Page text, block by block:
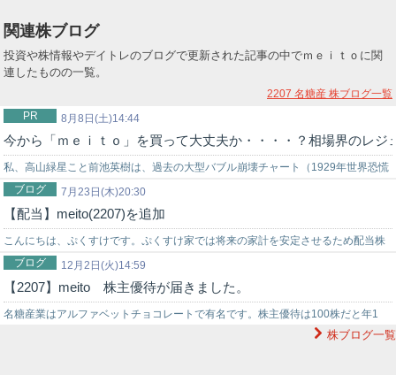
関連株ブログ
投資や株情報やデイトレのブログで更新された記事の中でｍｅｉｔｏに関
連したものの一覧。
2207 名糖産 株ブログ一覧
8月8日(土)14:44
PR
今から「ｍｅｉｔｏ」を買って大丈夫か・・・・？相場界のレジ
私、高山緑星こと前池英樹は、過去の大型バブル崩壊チャート（1929年世界恐慌
時のNYダウ暴落チャート…
7月23日(木)20:30
ブログ
【配当】meito(2207)を追加
こんにちは、ぷくすけです。ぷくすけ家では将来の家計を安定させるため配当株
へ投資してます。配当金が貰えるようになると、寝ててもお金が入ってきますか
らね…
12月2日(火)14:59
ブログ
【2207】meito 株主優待が届きました。
名糖産業はアルファベットチョコレートで有名です。株主優待は100株だと年1
回、200株以上だと年2回で頂けます。美味しいお菓子の詰め合わせをたくさん…
株ブログ一覧